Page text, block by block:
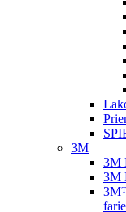
3M
3M
3M